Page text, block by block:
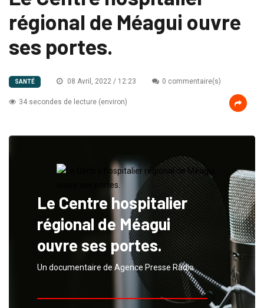
régional de Méagui ouvre
ses portes.
SANTÉ 08 Avril, 2022 / 12:23 0 commentaire(s)
34 secondes de lecture (environ)
Le Centre hospitalier
régional de Méagui
ouvre ses portes.
Un documentaire de Agence Presse Radio